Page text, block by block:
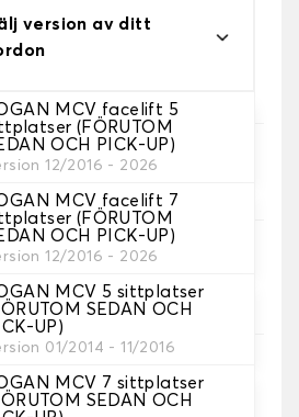
version av ditt
MCV facelift 5
(FÖRUTOM
OCH PICK-UP)
12/2016 - 2026
MCV facelift 7
(FÖRUTOM
OCH PICK-UP)
12/2016 - 2026
MCV 5 sittplatser
SEDAN OCH
UP)
01/2014 - 11/2016
MCV 7 sittplatser
SEDAN OCH
omslag.